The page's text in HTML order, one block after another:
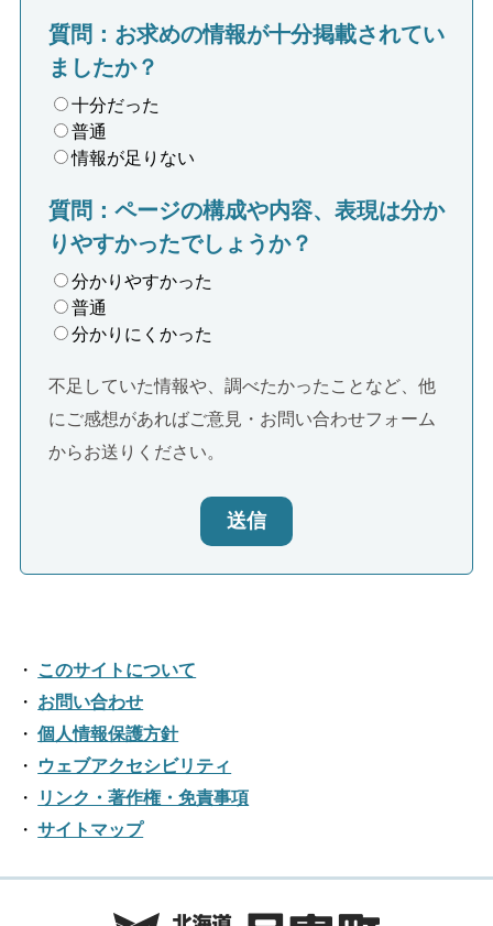
質問：お求めの情報が十分掲載されてい
ましたか？
十分だった
普通
情報が足りない
質問：ページの構成や内容、表現は分か
りやすかったでしょうか？
分かりやすかった
普通
分かりにくかった
不足していた情報や、調べたかったことなど、他
にご感想があればご意見・お問い合わせフォーム
からお送りください。
送信
このサイトについて
お問い合わせ
個人情報保護方針
ウェブアクセシビリティ
リンク・著作権・免責事項
サイトマップ